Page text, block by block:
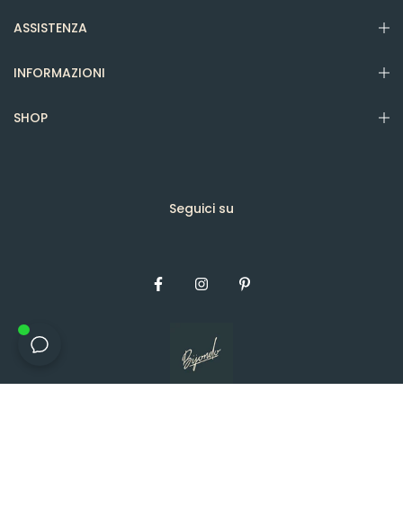
ASSISTENZA
INFORMAZIONI
SHOP
Seguici su